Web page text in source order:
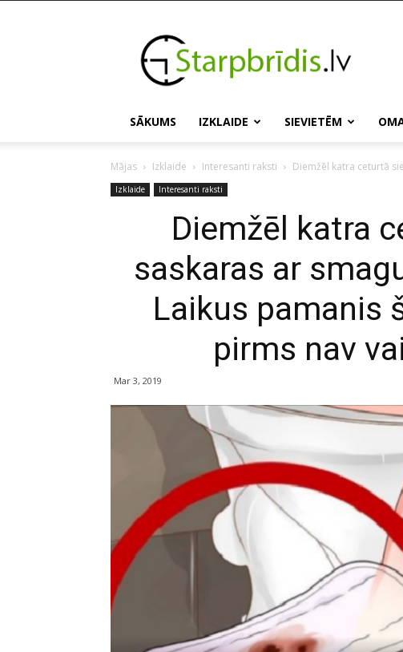
Starpbridis.lv
SĀKUMS IZKLAIDE SIEVIETĒM
Mājas Izklaide Interesanti raksti Diemžēl katra ceturtā
Izklaide Interesanti raksti
Diemžēl katra
saskaras ar
Laikus pamanis
pirms nav
Mar 3, 2019